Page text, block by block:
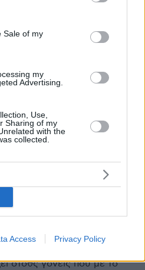
and its third-party tags to
purposes in below Google
Sale of my
my
Advertising.
Use,
Sharing of my
with the
collected.
Access Privacy Policy
με τους νεοπλουτους
που συμβαλει στην
μια αεργη. Και για να
εμπόδια είδατε να
στοθς γονεις που με το